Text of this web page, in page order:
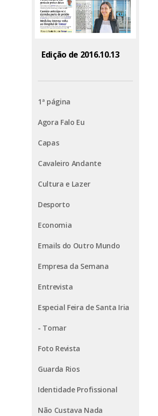
Edição de 2016.10.13
1ª página
Agora Falo Eu
Capas
Cavaleiro Andante
Cultura e Lazer
Desporto
Economia
Emails do Outro Mundo
Empresa da Semana
Entrevista
Especial Feira de Santa Iria
- Tomar
Foto Revista
Guarda Rios
Identidade Profissional
Não Custava Nada